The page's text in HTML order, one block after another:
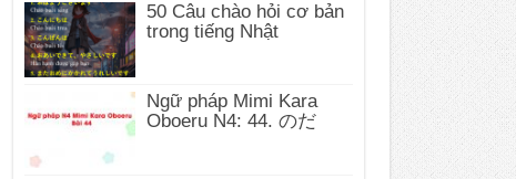
50 Câu chào hỏi cơ bản
trong tiếng Nhật
Ngữ pháp Mimi Kara
Oboeru N4: 44. のだ